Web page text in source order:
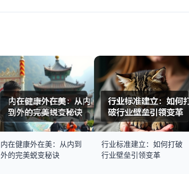
内在健康外在美：从内到
外的完美蜕变秘诀
行业标准建立：如何打破
行业壁垒引领变革